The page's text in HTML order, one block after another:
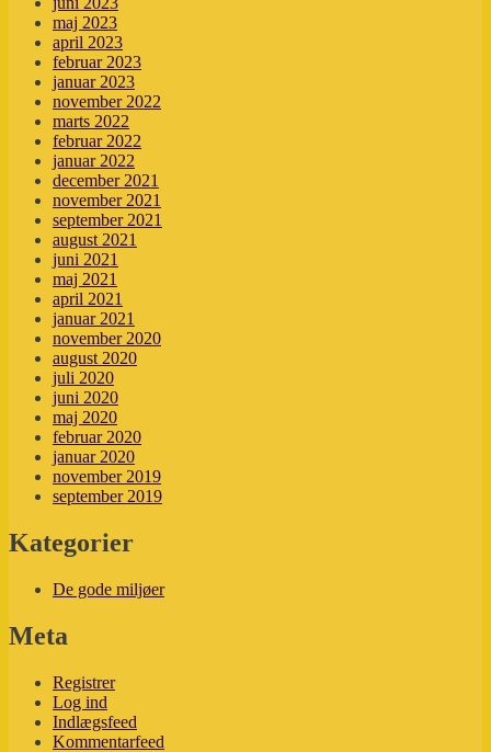
maj 2023
april 2023
februar 2023
januar 2023
november 2022
marts 2022
februar 2022
januar 2022
december 2021
november 2021
september 2021
august 2021
juni 2021
maj 2021
april 2021
januar 2021
november 2020
august 2020
juli 2020
juni 2020
maj 2020
februar 2020
januar 2020
november 2019
september 2019
Kategorier
De gode miljøer
Meta
Registrer
Log ind
Indlægsfeed
Kommentarfeed